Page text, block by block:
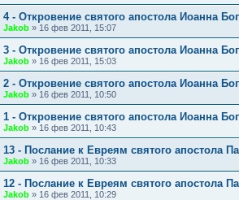
4 - Откровение святого апостола Иоанна
Jakob » 16 фев 2011, 15:07
3 - Откровение святого апостола Иоанна
Jakob » 16 фев 2011, 15:03
2 - Откровение святого апостола Иоанна
Jakob » 16 фев 2011, 10:50
1 - Откровение святого апостола Иоанна
Jakob » 16 фев 2011, 10:43
13 - Послание к Евреям святого апостола
Jakob » 16 фев 2011, 10:33
12 - Послание к Евреям святого апостола
Jakob » 16 фев 2011, 10:29